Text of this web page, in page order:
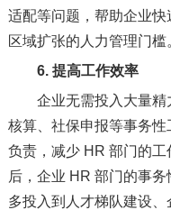
适配等问题，帮助企业快
区域扩张的人力管理门槛
6. 提高工作效率
企业无需投入大量
核算、社保申报等事务
负责，减少 HR 部门的
后，企业 HR 部门的事
多投入到人才梯队建设